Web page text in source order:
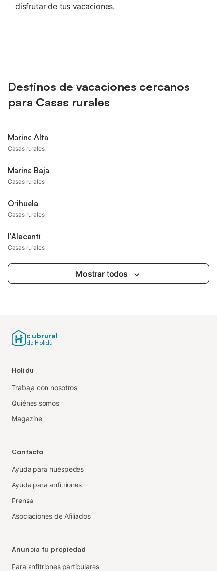
disfrutar de tus vacaciones.
Destinos de vacaciones cercanos
para Casas rurales
Marina Alta
Casas rurales
Marina Baja
Casas rurales
Orihuela
Casas rurales
l'Alacantí
Casas rurales
Mostrar todos
clubrural
de Holidu
Holidu
Trabaja con nosotros
Quiénes somos
Magazine
Contacto
Ayuda para huéspedes
Ayuda para anfitriones
Prensa
Asociaciones de Afiliados
Anuncia tu propiedad
Para anfitriones particulares